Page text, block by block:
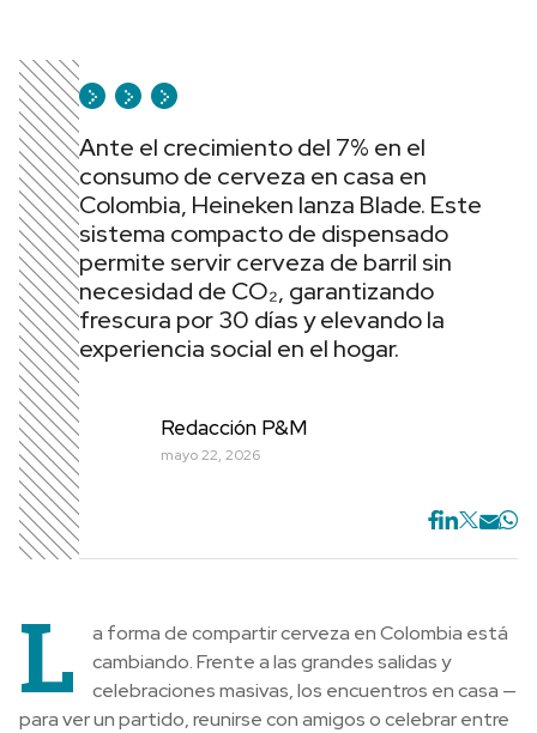
Ante el crecimiento del 7% en el
consumo de cerveza en casa en
Colombia, Heineken lanza Blade. Este
sistema compacto de dispensado
permite servir cerveza de barril sin
necesidad de CO₂, garantizando
frescura por 30 días y elevando la
experiencia social en el hogar.
Redacción P&M
mayo 22, 2026
L
a forma de compartir cerveza en Colombia está
cambiando. Frente a las grandes salidas y
celebraciones masivas, los encuentros en casa —
para ver un partido, reunirse con amigos o celebrar entre